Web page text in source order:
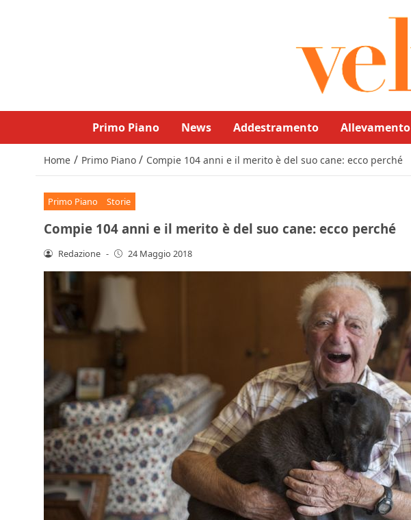
Primo Piano News Addestramento Allevamento
Home / Primo Piano / Compie 104 anni e il merito è del suo cane: ecco perché
Primo Piano Storie
Compie 104 anni e il merito è del suo cane: ecco perché
Redazione - 24 Maggio 2018